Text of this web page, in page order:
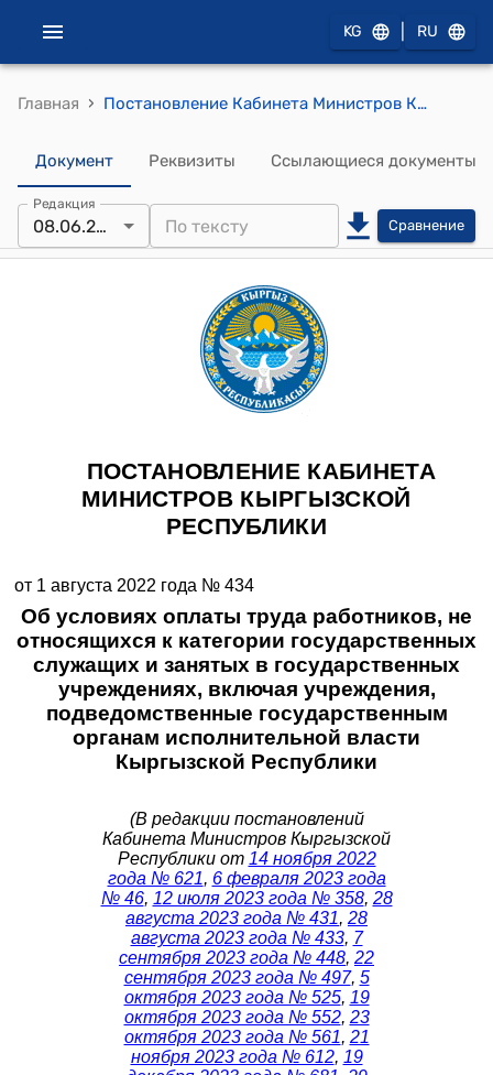
KG RU
Главная › Постановление Кабинета Министров КР от 1 августа 2022 года № 434 "Об условиях оплаты труда работников, не относящихся к категории государственных служащих и занятых в государственных учреждениях, включая учреждения, подведомственные государственным органам исполнительной власти Кыргызской Республики"
Документ Реквизиты Ссылающиеся документы
Редакция
08.06.2026 Сравнение